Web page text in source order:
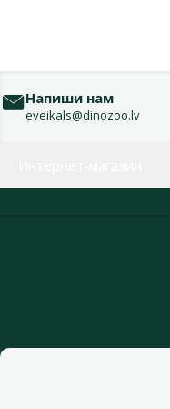
Напиши нам
eveikals@dinozoo.lv